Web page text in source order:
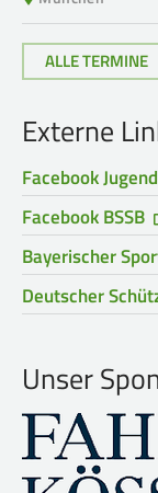
ALLE TERMINE
Externe
Facebook Jugend
Facebook BSSB
Bayerischer
Deutscher
Unser
Frauen Ü40
überspringen